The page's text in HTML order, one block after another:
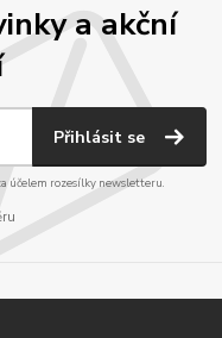
a akční
Přihlásit se
účelem rozesílky newsletteru.